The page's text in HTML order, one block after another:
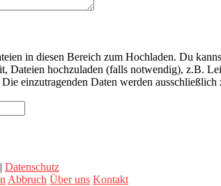
in diesen Bereich zum Hochladen. Du
Dateien hochzuladen (falls notwendig), z.B.
Die einzutragenden Daten werden
| Datenschutz
Abbruch Über uns Kontakt